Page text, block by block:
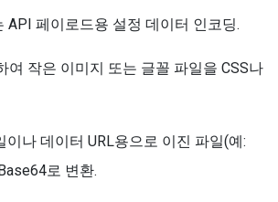
API 페이로드용 설정 데이터 인코딩.
여 작은 이미지 또는 글꼴 파일을 CSS나
이나 데이터 URL용으로 이진 파일(예:
로 변환.